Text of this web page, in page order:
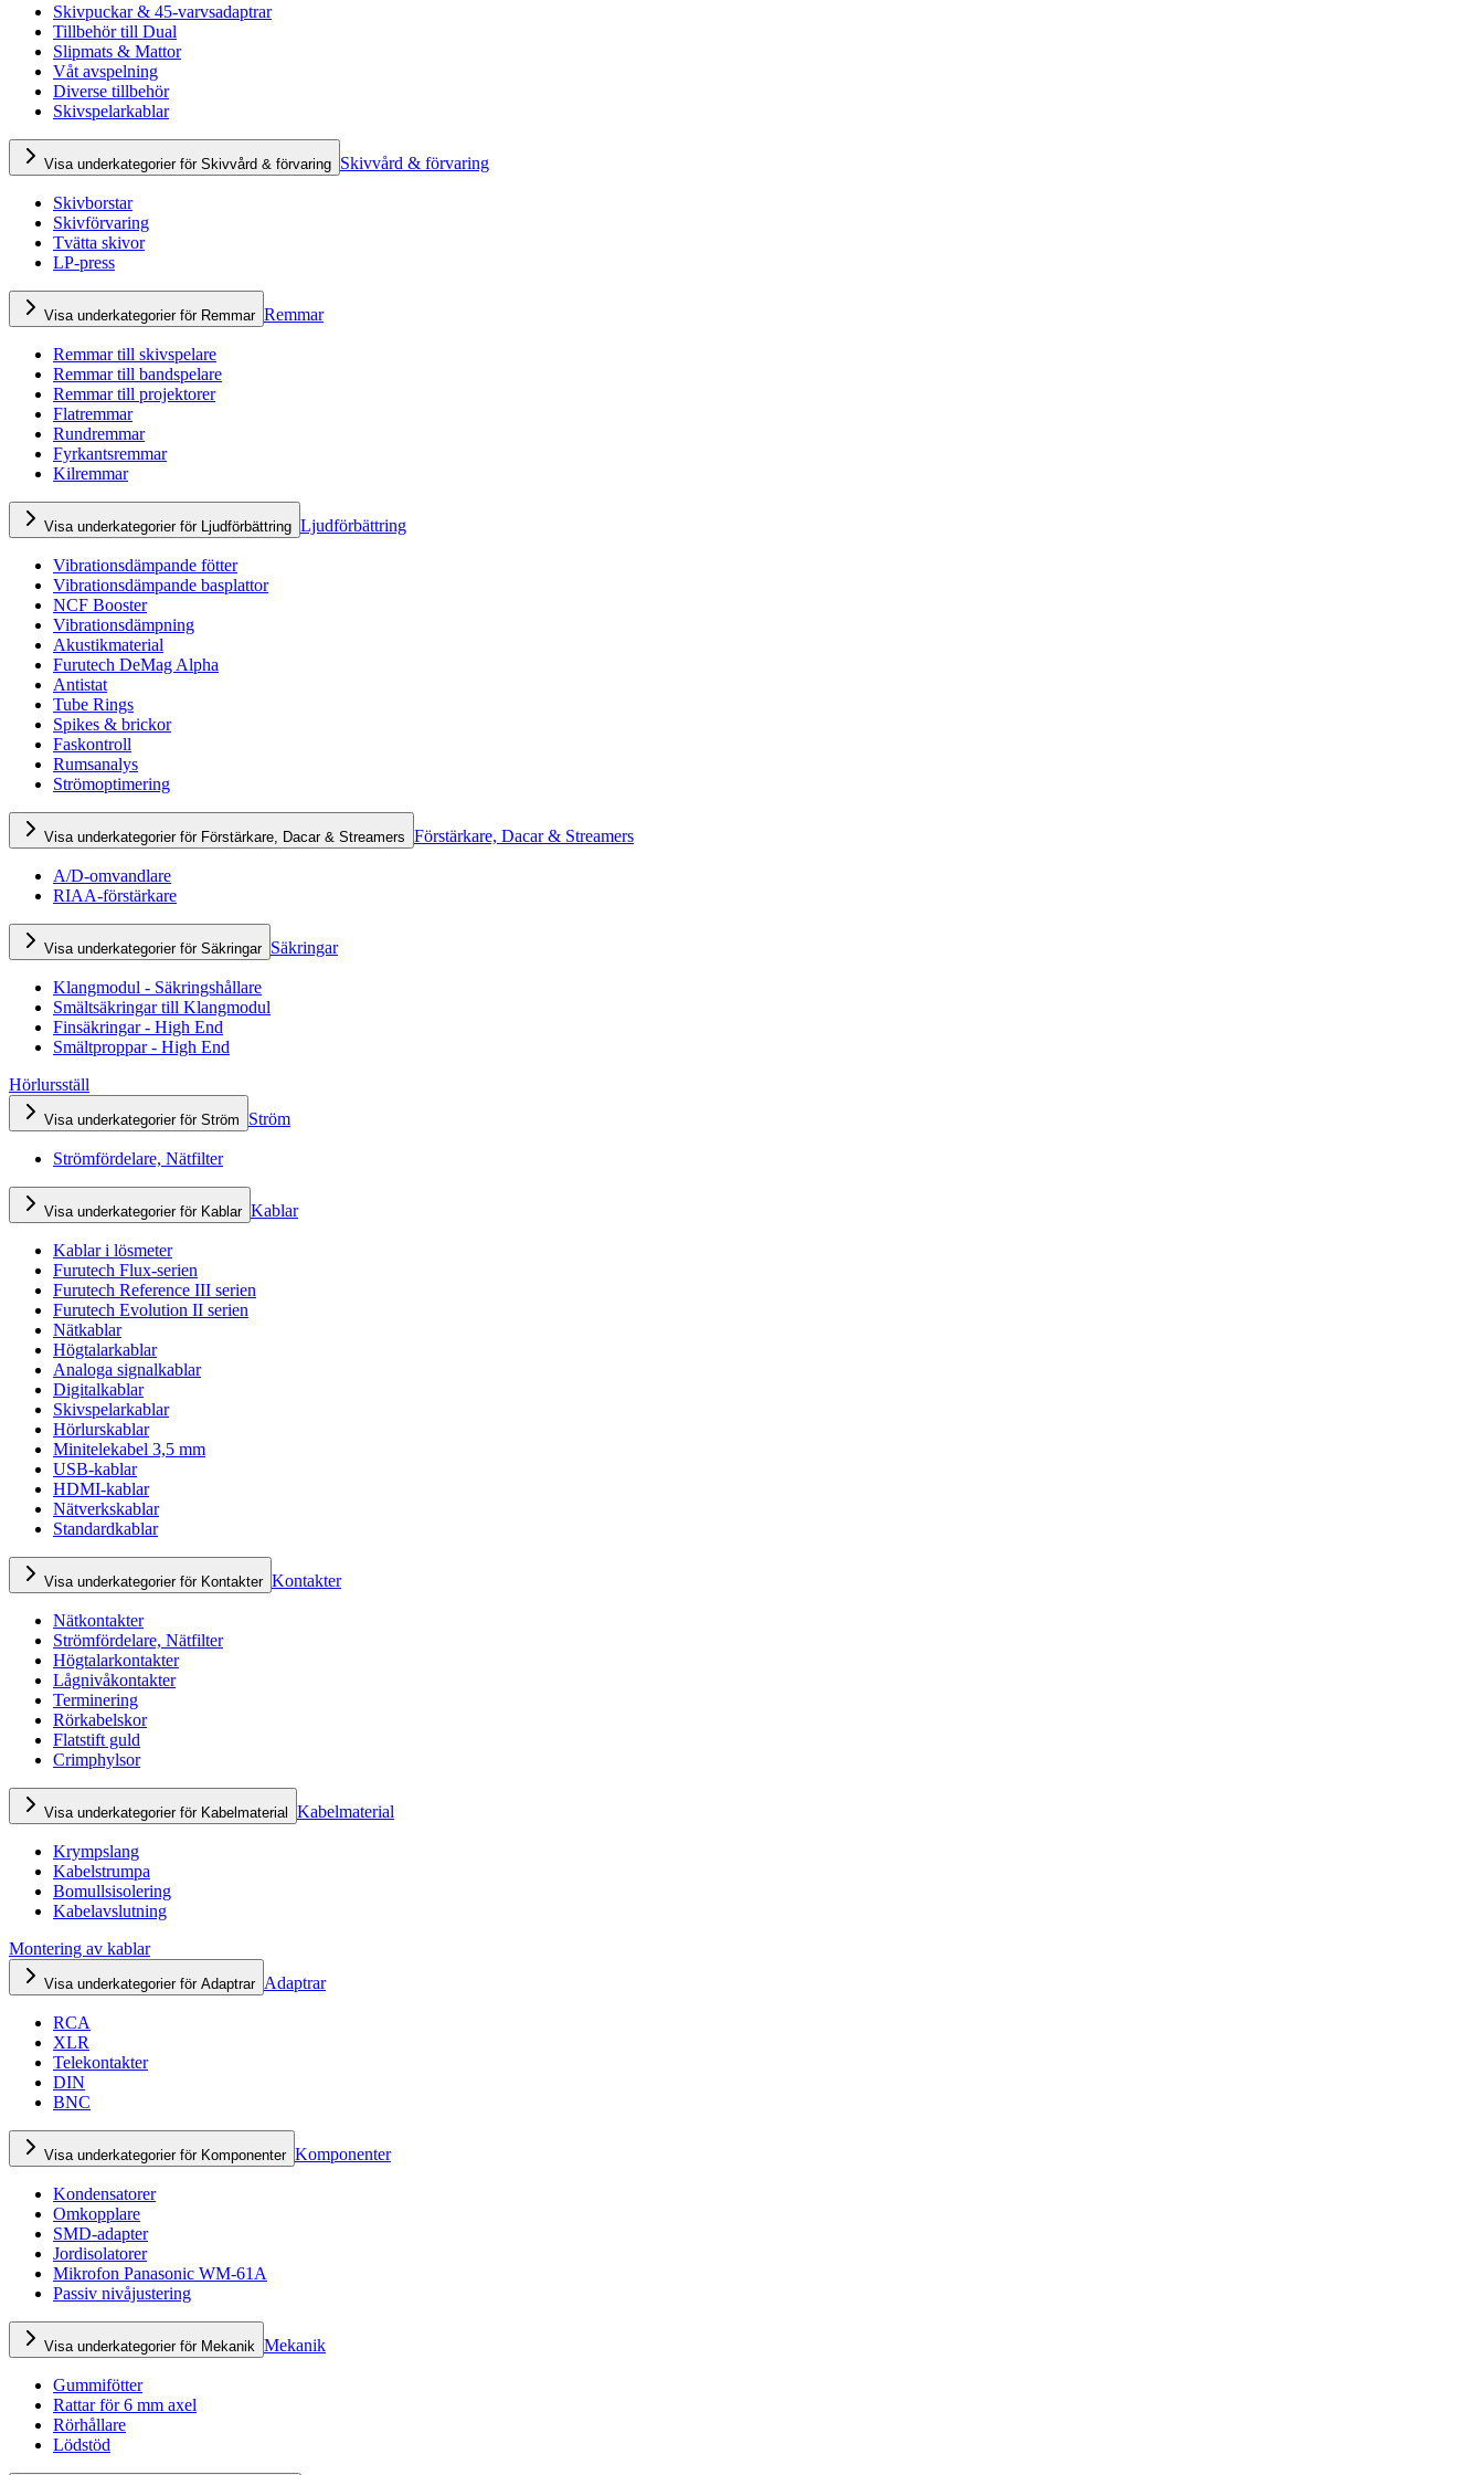
Skivpuckar & 45-varvsadaptrar
Tillbehör till Dual
Slipmats & Mattor
Våt avspelning
Diverse tillbehör
Skivspelarkablar
Visa underkategorier för Skivvård & förvaring Skivvård & förvaring
Skivborstar
Skivförvaring
Tvätta skivor
LP-press
Visa underkategorier för Remmar Remmar
Remmar till skivspelare
Remmar till bandspelare
Remmar till projektorer
Flatremmar
Rundremmar
Fyrkantsremmar
Kilremmar
Visa underkategorier för Ljudförbättring Ljudförbättring
Vibrationsdämpande fötter
Vibrationsdämpande basplattor
NCF Booster
Vibrationsdämpning
Akustikmaterial
Furutech DeMag Alpha
Antistat
Tube Rings
Spikes & brickor
Faskontroll
Rumsanalys
Strömoptimering
Visa underkategorier för Förstärkare, Dacar & Streamers Förstärkare, Dacar & Streamers
A/D-omvandlare
RIAA-förstärkare
Visa underkategorier för Säkringar Säkringar
Klangmodul - Säkringshållare
Smältsäkringar till Klangmodul
Finsäkringar - High End
Smältproppar - High End
Hörlursställ
Visa underkategorier för Ström Ström
Strömfördelare, Nätfilter
Visa underkategorier för Kablar Kablar
Kablar i lösmeter
Furutech Flux-serien
Furutech Reference III serien
Furutech Evolution II serien
Nätkablar
Högtalarkablar
Analoga signalkablar
Digitalkablar
Skivspelarkablar
Hörlurskablar
Minitelekabel 3,5 mm
USB-kablar
HDMI-kablar
Nätverkskablar
Standardkablar
Visa underkategorier för Kontakter Kontakter
Nätkontakter
Strömfördelare, Nätfilter
Högtalarkontakter
Lågnivåkontakter
Terminering
Rörkabelskor
Flatstift guld
Crimphylsor
Visa underkategorier för Kabelmaterial Kabelmaterial
Krympslang
Kabelstrumpa
Bomullsisolering
Kabelavslutning
Montering av kablar
Visa underkategorier för Adaptrar Adaptrar
RCA
XLR
Telekontakter
DIN
BNC
Visa underkategorier för Komponenter Komponenter
Kondensatorer
Omkopplare
SMD-adapter
Jordisolatorer
Mikrofon Panasonic WM-61A
Passiv nivåjustering
Visa underkategorier för Mekanik Mekanik
Gummifötter
Rattar för 6 mm axel
Rörhållare
Lödstöd